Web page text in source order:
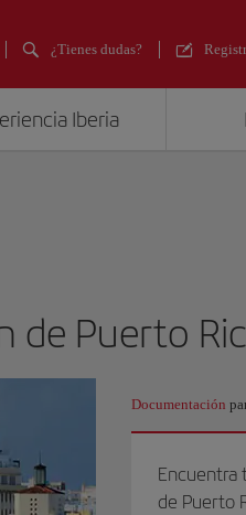
¿Tienes dudas?
Iberia
de Puerto
Documentación
Encuentra
de Puerto